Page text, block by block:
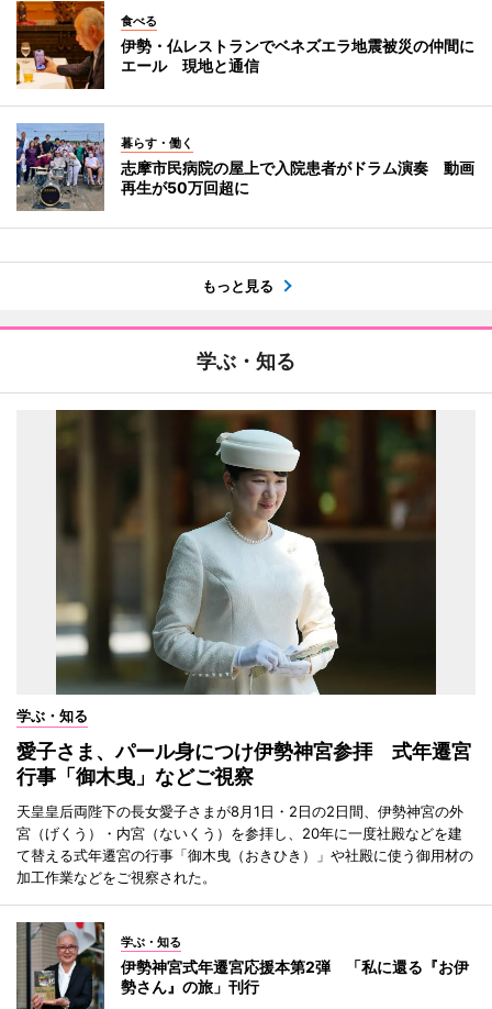
食べる
伊勢・仏レストランでベネズエラ地震被災の仲間に
エール 現地と通信
暮らす・働く
志摩市民病院の屋上で入院患者がドラム演奏 動画
再生が50万回超に
もっと見る
学ぶ・知る
学ぶ・知る
愛子さま、パール身につけ伊勢神宮参拝 式年遷宮
行事「御木曳」などご視察
天皇皇后両陛下の長女愛子さまが8月1日・2日の2日間、伊勢神宮の外
宮（げくう）・内宮（ないくう）を参拝し、20年に一度社殿などを建
て替える式年遷宮の行事「御木曳（おきひき）」や社殿に使う御用材の
加工作業などをご視察された。
学ぶ・知る
伊勢神宮式年遷宮応援本第2弾 「私に還る『お伊
勢さん』の旅」刊行